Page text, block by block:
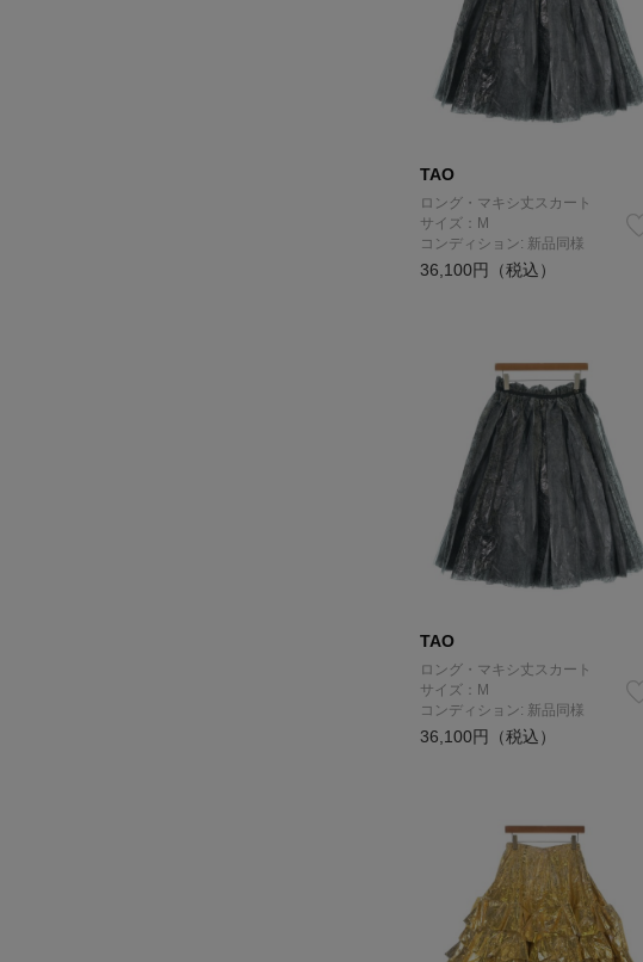
TAO
ロング・マキシ丈スカート
サイズ：M
コンディション: 新品同様
36,100円（税込）
TAO
ロング・マキシ丈スカート
サイズ：M
コンディション: 新品同様
36,100円（税込）